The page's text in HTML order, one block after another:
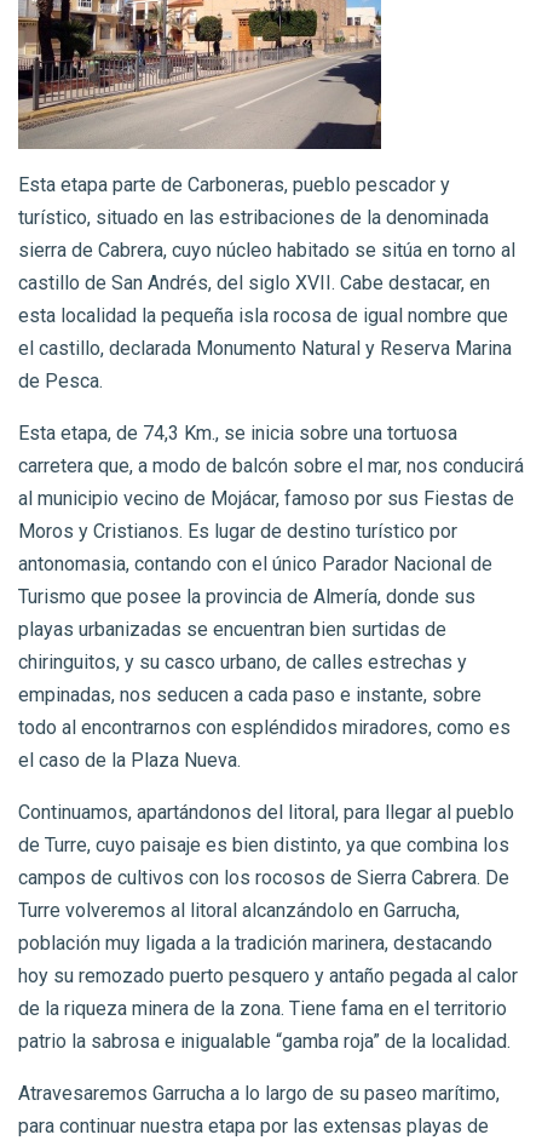
Esta etapa parte de Carboneras, pueblo pescador y
turístico, situado en las estribaciones de la denominada
sierra de Cabrera, cuyo núcleo habitado se sitúa en torno al
castillo de San Andrés, del siglo XVII. Cabe destacar, en
esta localidad la pequeña isla rocosa de igual nombre que
el castillo, declarada Monumento Natural y Reserva Marina
de Pesca.
Esta etapa, de 74,3 Km., se inicia sobre una tortuosa
carretera que, a modo de balcón sobre el mar, nos conducirá
al municipio vecino de Mojácar, famoso por sus Fiestas de
Moros y Cristianos. Es lugar de destino turístico por
antonomasia, contando con el único Parador Nacional de
Turismo que posee la provincia de Almería, donde sus
playas urbanizadas se encuentran bien surtidas de
chiringuitos, y su casco urbano, de calles estrechas y
empinadas, nos seducen a cada paso e instante, sobre
todo al encontrarnos con espléndidos miradores, como es
el caso de la Plaza Nueva.
Continuamos, apartándonos del litoral, para llegar al pueblo
de Turre, cuyo paisaje es bien distinto, ya que combina los
campos de cultivos con los rocosos de Sierra Cabrera. De
Turre volveremos al litoral alcanzándolo en Garrucha,
población muy ligada a la tradición marinera, destacando
hoy su remozado puerto pesquero y antaño pegada al calor
de la riqueza minera de la zona. Tiene fama en el territorio
patrio la sabrosa e inigualable “gamba roja” de la localidad.
Atravesaremos Garrucha a lo largo de su paseo marítimo,
para continuar nuestra etapa por las extensas playas de